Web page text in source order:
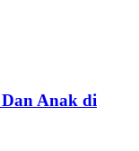
Anak di